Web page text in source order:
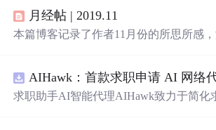
月经帖 | 2019.11
本篇博客记录了作者11月份的所思所感
生活态度的反思，展现了作者对自我提升
刻感悟。
AIHawk：首款求职申请 AI 网络
求职助手AI智能代理AIHawk致力于简化